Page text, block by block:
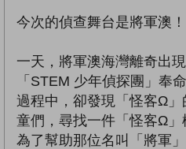
今次的偵查舞台是將軍澳！
一天，將軍澳海灣離奇出
「STEM 少年偵探團」奉
過程中，卻發現「怪客Ω
童們，尋找一件「怪客Ω」
為了幫助那位名叫「將軍